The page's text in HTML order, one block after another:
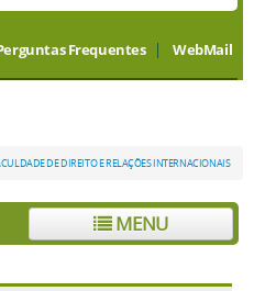
Frequentes WebMail
DE DIREITO E RELAÇÕES INTERNACIONAIS
MENU